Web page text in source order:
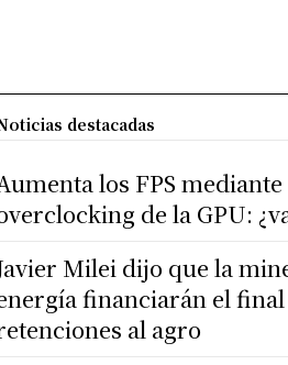
destacadas
los FPS mediante
de la GPU:
Milei dijo que la
financiarán el final
al agro